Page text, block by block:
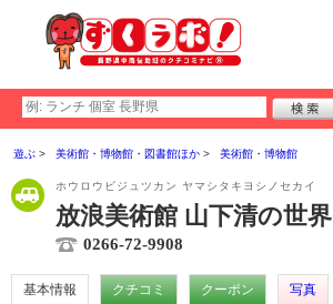
遊ぶ 美術館・博物館・図書館ほか 美術館・博物館
ホウロウビジュツカン ヤマシタキヨシノセカイ
放浪美術館 山下清の世界
0266-72-9908
基本情報 クチコミ クーポン
写真